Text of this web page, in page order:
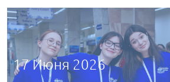
17 Июня 2026